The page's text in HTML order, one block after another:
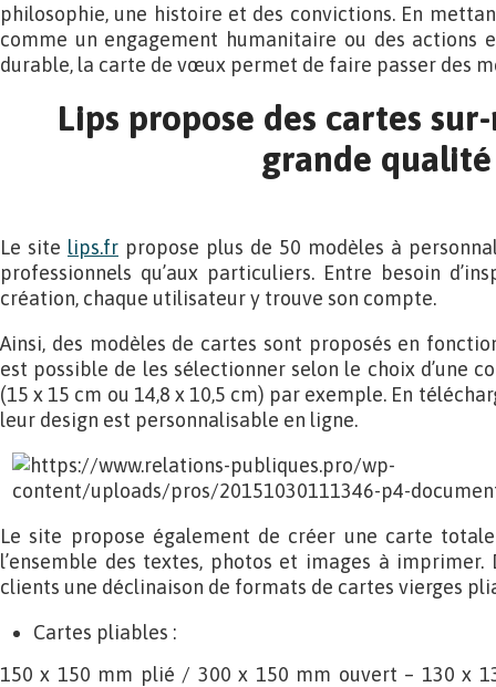
philosophie, une histoire et des convictions. En
comme un engagement humanitaire ou des actions
durable, la carte de vœux permet de faire passer des
Lips propose des cartes
grande qualité
Le site lips.fr propose plus de 50 modèles à
professionnels qu’aux particuliers. Entre besoin
création, chaque utilisateur y trouve son compte.
Ainsi, des modèles de cartes sont proposés en
est possible de les sélectionner selon le choix d’une
(15 x 15 cm ou 14,8 x 10,5 cm) par exemple. En
leur design est personnalisable en ligne.
Le site propose également de créer une carte
l’ensemble des textes, photos et images à imprimer.
clients une déclinaison de formats de cartes vierges
Cartes pliables :
150 x 150 mm plié / 300 x 150 mm ouvert – 130 x